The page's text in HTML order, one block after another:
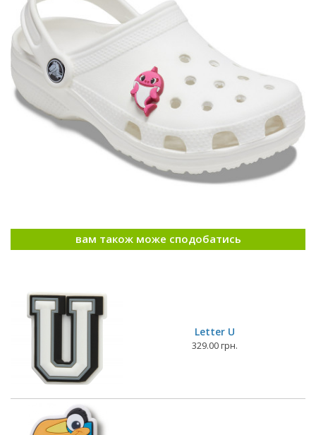
вам також може сподобатись
Letter U
329.00 грн.